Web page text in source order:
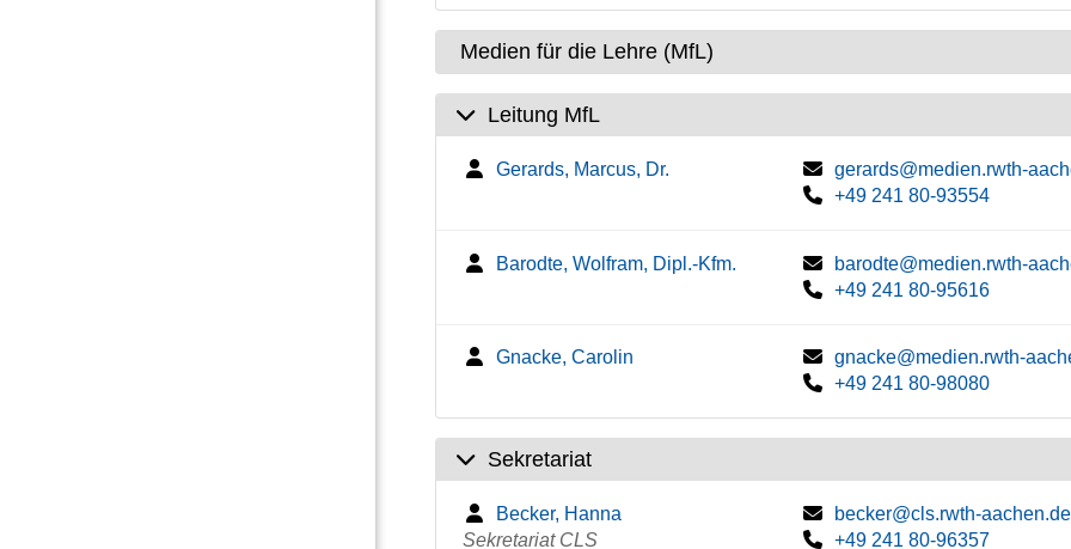
Medien für die Lehre (MfL)
Leitung MfL
Gerards, Marcus, Dr.
gerards@medien.rwth-
+49 241 80-93554
Barodte, Wolfram, Dipl.-Kfm.
barodte@medien.rwth-
+49 241 80-95616
Gnacke, Carolin
gnacke@medien.rwth-
+49 241 80-98080
Sekretariat
Becker, Hanna
Sekretariat CLS
becker@cls.rwth-aachen.de
+49 241 80-96357